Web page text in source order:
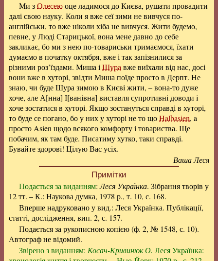
Ми зОлесеюоце ладимося до Києва, рушати провадити
далі свою науку. Коли я вже сеї зими не вивчуся по-
англійськи, то вже ніколи хіба не вивчуся. Жити будемо,
певне, у Люді Старицької, вона мене давно до себе
закликає, бо ми з нею по-товариськи тримаємося, їхати
думаємо в початку октября, вже і так запізнилися за
різними роз’їздами. Миша і Шура вже виїхали від нас, досі
вони вже в хуторі, звідти Миша поїде просто в Дерпт. Не
знаю, чи буде Шура зимою в Києві жити, – вона-то дуже
хоче, але А[нна] І[ванівна] виставля супротивні доводи і
хоче зостатися в хуторі. Якщо зостануться справді в хуторі,
то буде се погано, бо у них у хуторі не то щоHalbasien, a
просто Asien щодо всякого комфорту і товариства. Ще
побачим, як там буде. Писатиму хутко, таки справді.
Бувайте здорові! Цілую Вас усіх.
Ваша Леся
Примітки
Подається за виданням:Леся Українка. Зібрання творів у
12 тт. – К.: Наукова думка, 1978 р., т. 10, с. 168.
Вперше надруковано у вид.: Леся Українка. Публікації,
статті, дослідження, вип. 2, с. 157.
Подається за рукописною копією (ф. 2, № 1548, с. 10).
Автограф не відомий.
Звірено з виданням: Косач-Кривинюк О. Леся Українка: